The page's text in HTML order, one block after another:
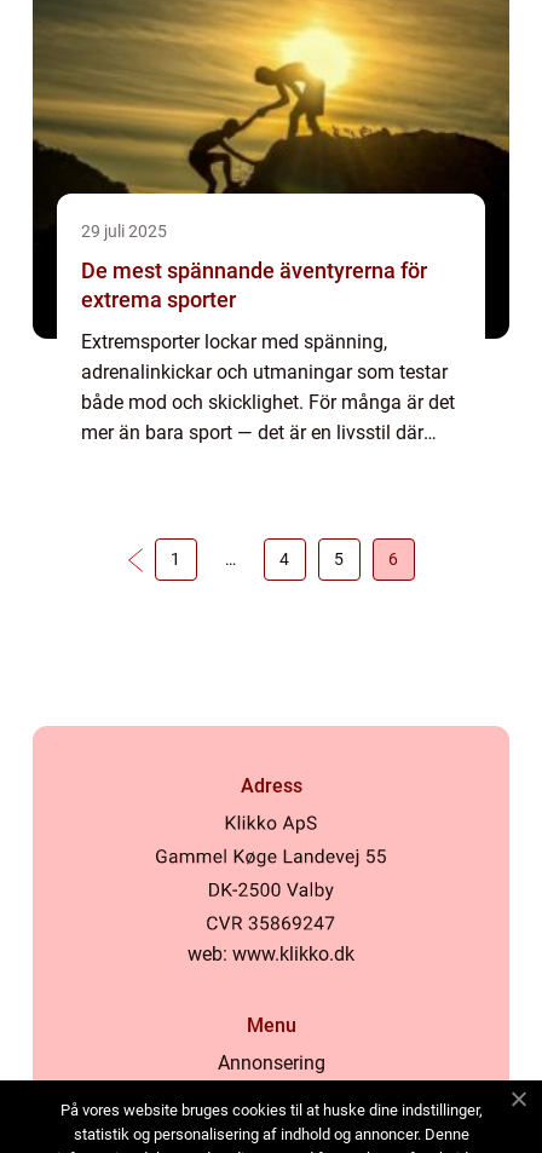
29 juli 2025
De mest spännande äventyrerna för
extrema sporter
Extremsporter lockar med spänning,
adrenalinkickar och utmaningar som testar
både mod och skicklighet. För många är det
mer än bara sport — det är en livsstil där
1 … 4 5 6
Adress
web: www.klikko.dk
Menu
Annonsering
Cookies
På vores website bruges cookies til at huske dine indstillinger,
statistik og personalisering af indhold og annoncer. Denne